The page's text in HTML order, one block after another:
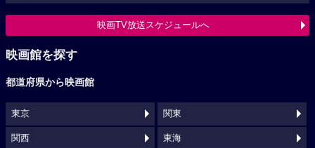
映画TV放送スケジュールへ
映画館を探す
都道府県から映画館
東京 関東
関西 東海